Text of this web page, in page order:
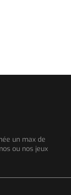
un max de
ou nos jeux